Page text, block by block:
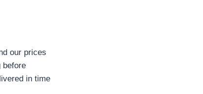
our prices
before
in time